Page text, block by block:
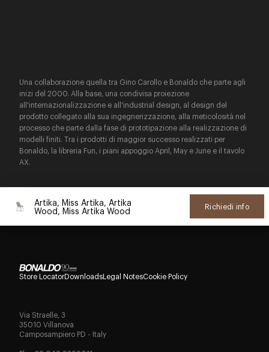
Una collaborazione quella tra Gino Carollo e Bonaldo che parte agli
inizi del 2000. Alla base, una condivisa proiezione
all'internazionalizzazione e all'industrial design, al design del
prodotto collegato alla sua ingegnerizzazione, alla meticolosità nel
processo che parte dalla fase di prototipazione alla realizzazione di
modelli finiti. Tra i prodotti di maggior successo realizzati per
Bonaldo, la libreria Fun, i piani appoggio April, May e June e il tavolo
AX.
Artika, Miss Artika, Artika
Wood, Miss Artika Wood Richiedi info
Store LocatorDownloadsLegal NotesCookie Policy
Via Straelle, 3
35010 Villanova
Camposampiero PD - Italy